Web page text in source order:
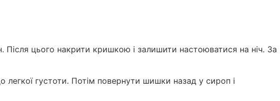
цього накрити кришкою і залишити настоюватися на ніч. За
легкої густоти. Потім повернути шишки назад у сироп і